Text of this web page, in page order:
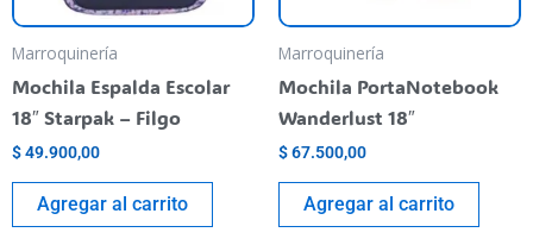
Marroquinería
Mochila Espalda Escolar
18″ Starpak – Filgo
$49.900,00
Agregar al carrito
Marroquinería
Mochila PortaNotebook
Wanderlust 18″
$67.500,00
Agregar al carrito